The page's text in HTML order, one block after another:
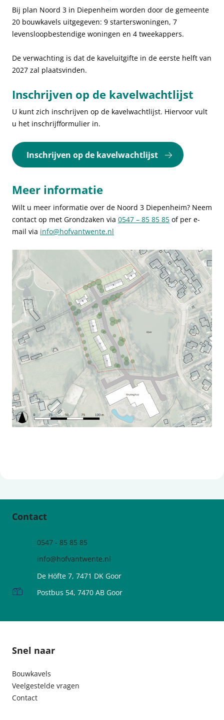
Bij plan Noord 3 in Diepenheim worden door de gemeente
20 bouwkavels uitgegeven: 9 starterswoningen, 7
levensloopbestendige woningen en 4 tweekappers.
De verwachting is dat de kaveluitgifte in de eerste helft van
2027 zal plaatsvinden.
Inschrijven op de kavelwachtlijst
U kunt zich inschrijven op de kavelwachtlijst. Hiervoor vult
u het inschrijfformulier in.
Inschrijven op de kavelwachtlijst
Meer informatie
Wilt u meer informatie over de Noord 3 Diepenheim? Neem
contact op met Grondzaken via 0547 – 85 85 85 of per e-
mail via info@hofvantwente.nl
Contact
0547 - 85 85 85
info@hofvantwente.nl
De Höfte 7, 7471 DK Goor
Postbus 54, 7470 AB Goor
Snel naar
Bouwkavels
Veelgestelde vragen
Contact